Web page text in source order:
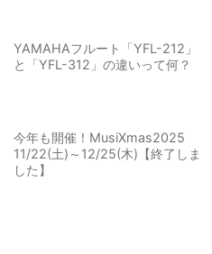
YAMAHAフルート「YFL-212」
と「YFL-312」の違いって何？
今年も開催！MusiXmas2025
11/22(土)～12/25(木)【終了しま
した】